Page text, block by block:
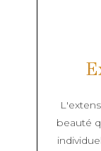
beauté